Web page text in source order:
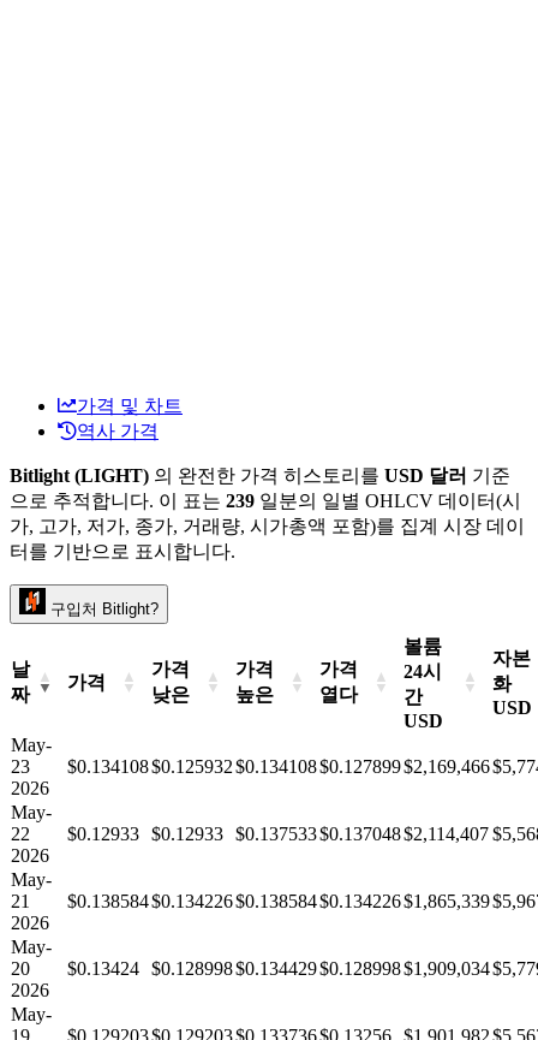
가격 및 차트
역사 가격
Bitlight (LIGHT) 의 완전한 가격 히스토리를 USD 달러 기준
으로 추적합니다. 이 표는 239 일분의 일별 OHLCV 데이터(시
가, 고가, 저가, 종가, 거래량, 시가총액 포함)를 집계 시장 데이
터를 기반으로 표시합니다.
구입처 Bitlight?
날
짜
가격
가격
낮은
가격
높은
가격
열다
볼륨
24시
간
USD
자본
화
USD
May-
23
2026
$0.134108$0.125932$0.134108$0.127899$2,169,466
May-
22
2026
$0.12933 $0.12933 $0.137533$0.137048$2,114,407
May-
21
2026
$0.138584$0.134226$0.138584$0.134226$1,865,339
May-
20
2026
$0.13424 $0.128998$0.134429$0.128998$1,909,034
May-
19
$0.129203$0.129203$0.133736$0.13256 $1,901,982